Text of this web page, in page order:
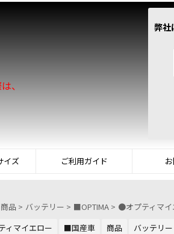
、
弊社
イズ ご利用ガイド
商品 > バッテリー > ■OPTIMA > ●オプティマイ
ィマイエロー
■国産車 商品 バッテリー